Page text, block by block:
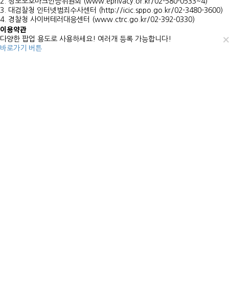
3. 대검찰청 인터넷범죄수사센터 (http://icic.sppo.go.kr/02-3480-3600)
4. 경찰청 사이버테러대응센터 (www.ctrc.go.kr/02-392-0330)
이용약관
×
다양한 팝업 용도로 사용하세요! 여러개 등록 가능합니다!
바로가기 버튼